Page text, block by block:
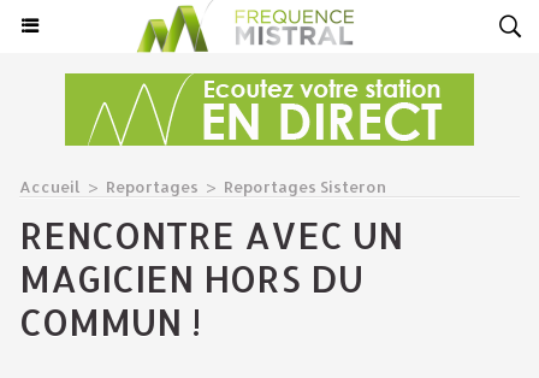
Accueil > Reportages > Reportages Sisteron
RENCONTRE AVEC UN
MAGICIEN HORS DU
COMMUN !